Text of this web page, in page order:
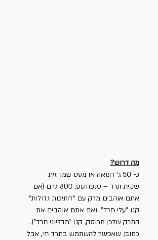
מה דרוש?
כ- 50 ג' חמאה או מעט שמן זית
שקית תרד – סנפרוסט, 800 גרם (אם
אתם אוהבים מרק עם "חתיכות גדולות"
קנו "עלי תרד". ואם אתם אוהבים את
המרק שלכן מרוסק, קנו "מדליוני תרד").
כמובן שאפשר להשתמש בתרד חי, אבל